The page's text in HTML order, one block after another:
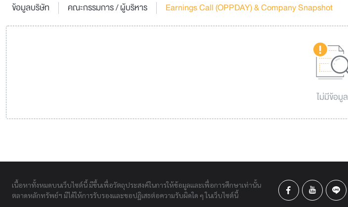
ข้อมูลบริษัท คณะกรรมการ / ผู้บริหาร Earnings Call (OPPDAY) & Company Snapshot
ไม่มีข้อมูล
เนื้อหาทั้งหมดบนเว็บไซต์นี้ มีขึ้นเพื่อวัตถุประสงค์ในการให้ข้อมูลและเพื่อการศึกษาเท่านั้น
ตลาดหลักทรัพย์ฯ มิได้ให้การรับรองและขอปฏิเสธต่อความรับผิดใด ๆ ในเว็บไซต์นี้